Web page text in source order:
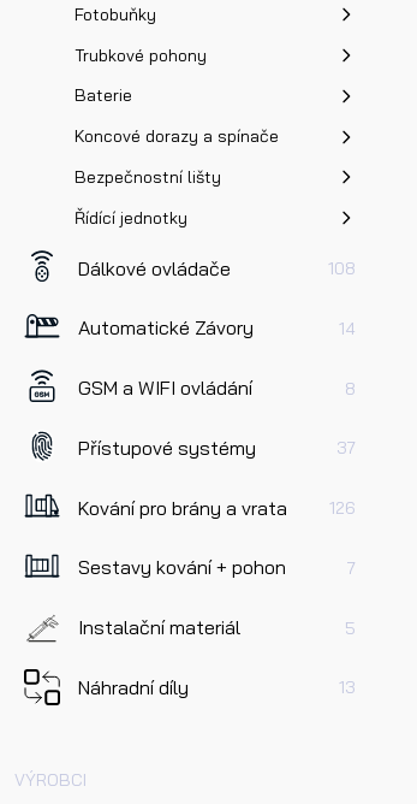
Fotobuňky
Trubkové pohony
Baterie
Koncové dorazy a spínače
Bezpečnostní lišty
Řídící jednotky
Dálkové ovládače 108
Automatické Závory 14
GSM a WIFI ovládání 8
Přístupové systémy 37
Kování pro brány a vrata 126
Sestavy kování + pohon 7
Instalační materiál 5
Náhradní díly 13
VÝROBCI